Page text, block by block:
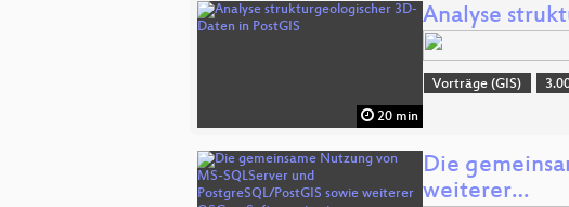
20 min
Analyse
Vorträge (GIS)
Die
weiterer…